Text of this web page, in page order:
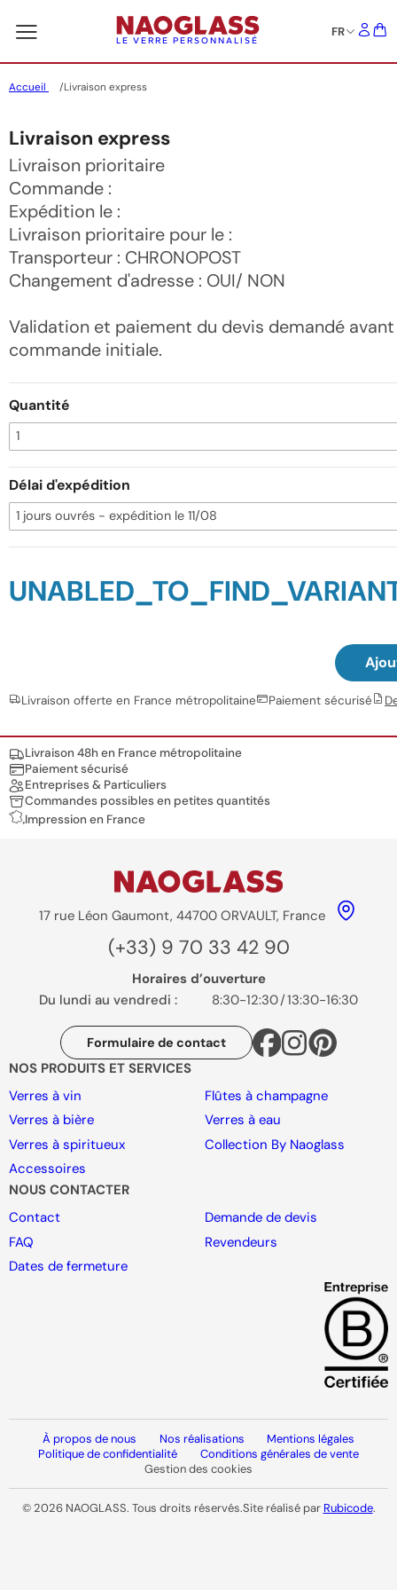
LE VERRE PERSONNALISÉ
FR
Accueil Livraison express
Livraison express
Livraison prioritaire
Commande :
Expédition le :
Livraison prioritaire pour le :
Transporteur : CHRONOPOST
Changement d'adresse : OUI/ NON
Validation et paiement du devis demandé
commande initiale.
Quantité
Délai d'expédition
Livraison offerte en France métropolitaine Paiement sécurisé
Nos engagements
Livraison 48h en France métropolitaine
Paiement sécurisé
Entreprises & Particuliers
Commandes possibles en petites quantités
Impression en France
17 rue Léon Gaumont, 44700 ORVAULT, France
(+33) 9 70 33 42 90
Horaires d’ouverture
Du lundi au vendredi :
8:30-12:30/13:30-16:30
Formulaire de contact
NOS PRODUITS ET SERVICES
Verres à vin
Flûtes à champagne
Verres à bière
Verres à eau
Verres à spiritueux
Collection By Naoglass
Accessoires
NOUS CONTACTER
Contact
Demande de devis
FAQ
Revendeurs
Dates de fermeture
À propos de nous Nos réalisations
Mentions légales
Politique de confidentialité
Conditions générales de vente
Gestion des cookies
© 2026 NAOGLASS. Tous droits réservés.Site réalisé par Rubicode.